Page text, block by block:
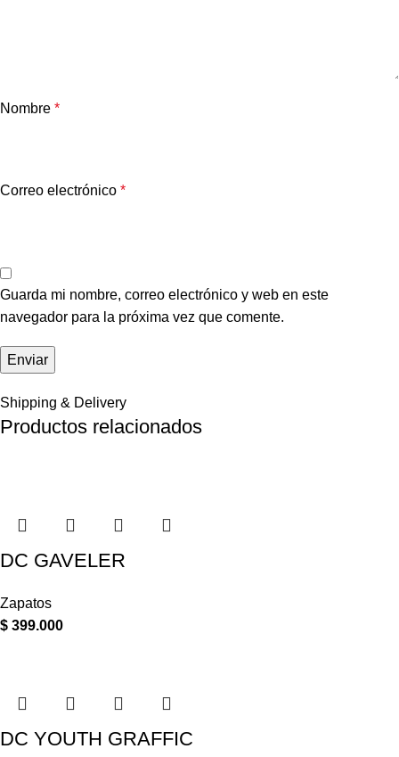
Nombre *
Correo electrónico *
Guarda mi nombre, correo electrónico y web en este
navegador para la próxima vez que comente.
Shipping & Delivery
Productos relacionados
DC GAVELER
Zapatos
$ 399.000
DC YOUTH GRAFFIC